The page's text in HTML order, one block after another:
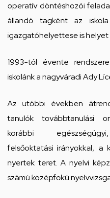
operatív döntéshozói
állandó tagként az
igazgatóhelyettese is helyet
1993-tól évente
iskolánk a nagyváradi Ady
Az utóbbi években
tanulók továbbtanulási
korábbi
felsőoktatási irányokkal, a
nyertek teret. A nyelvi
számú középfokú